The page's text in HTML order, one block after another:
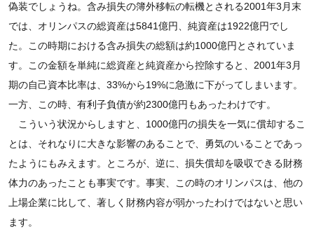
偽装でしょうね。含み損失の簿外移転の転機とされる2001年3月末
では、オリンパスの総資産は5841億円、純資産は1922億円でし
た。この時期における含み損失の総額は約1000億円とされていま
す。この金額を単純に総資産と純資産から控除すると、2001年3月
期の自己資本比率は、33%から19%に急激に下がってしまいます。
一方、この時、有利子負債が約2300億円もあったわけです。
こういう状況からしますと、1000億円の損失を一気に償却するこ
とは、それなりに大きな影響のあることで、勇気のいることであっ
たようにもみえます。ところが、逆に、損失償却を吸収できる財務
体力のあったことも事実です。事実、この時のオリンパスは、他の
上場企業に比して、著しく財務内容が弱かったわけではないと思い
ます。